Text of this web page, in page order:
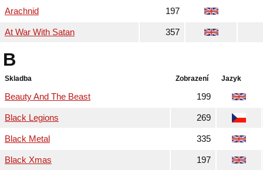
Arachnid 197
At War With Satan 357
B
Skladba Zobrazení Jazyk
Beauty And The Beast 199
Black Legions 269
Black Metal 335
Black Xmas 197